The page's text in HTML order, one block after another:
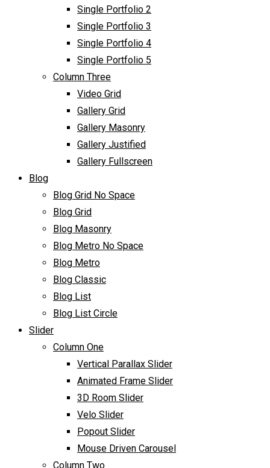
Single Portfolio 2
Single Portfolio 3
Single Portfolio 4
Single Portfolio 5
Column Three
Video Grid
Gallery Grid
Gallery Masonry
Gallery Justified
Gallery Fullscreen
Blog
Blog Grid No Space
Blog Grid
Blog Masonry
Blog Metro No Space
Blog Metro
Blog Classic
Blog List
Blog List Circle
Slider
Column One
Vertical Parallax Slider
Animated Frame Slider
3D Room Slider
Velo Slider
Popout Slider
Mouse Driven Carousel
Column Two